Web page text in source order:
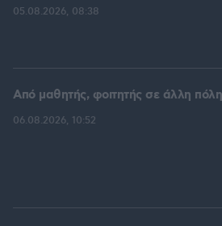
05.08.2026, 08:38
Από μαθητής, φοιτητής σε άλλη
06.08.2026, 10:52